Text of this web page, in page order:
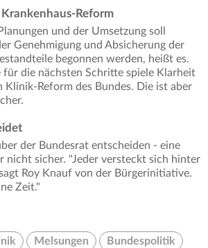
Reform
und der Umsetzung soll
Genehmigung und Absicherung der
begonnen werden, heißt es.
für die nächsten Schritte spiele Klarheit
Klinik-Reform des Bundes. Die ist aber
der Bundesrat entscheiden - eine
nicht sicher. "Jeder versteckt sich hinter
Roy Knauf von der Bürgerinitiative.
Zeit."
Melsungen Bundespolitik